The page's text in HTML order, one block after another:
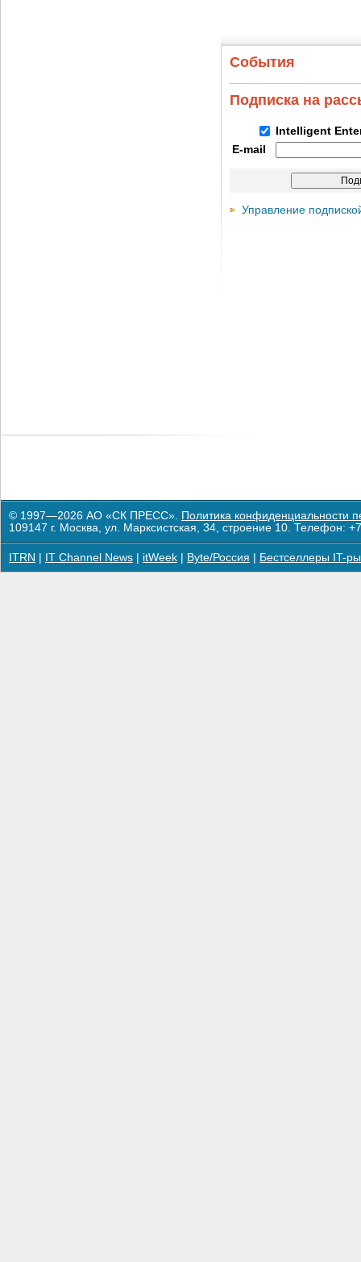
События
Подписка на
Intelligent
E-mail
Управление
© 1997—2026 АО «СК ПРЕСС». Политика конфиденциальности
109147 г. Москва, ул. Марксистская, 34, строение 10. Телефон:
ITRN IT Channel News itWeek Byte/Россия Бестселлеры IT-